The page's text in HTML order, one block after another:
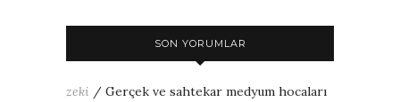
SON YORUMLAR
zeki / Gerçek ve sahtekar medyum hocaları